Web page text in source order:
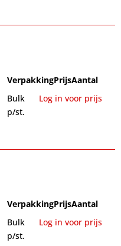
VerpakkingPrijsAantal
Bulk
p/st.
Log in voor prijs
VerpakkingPrijsAantal
Bulk
p/st.
Log in voor prijs